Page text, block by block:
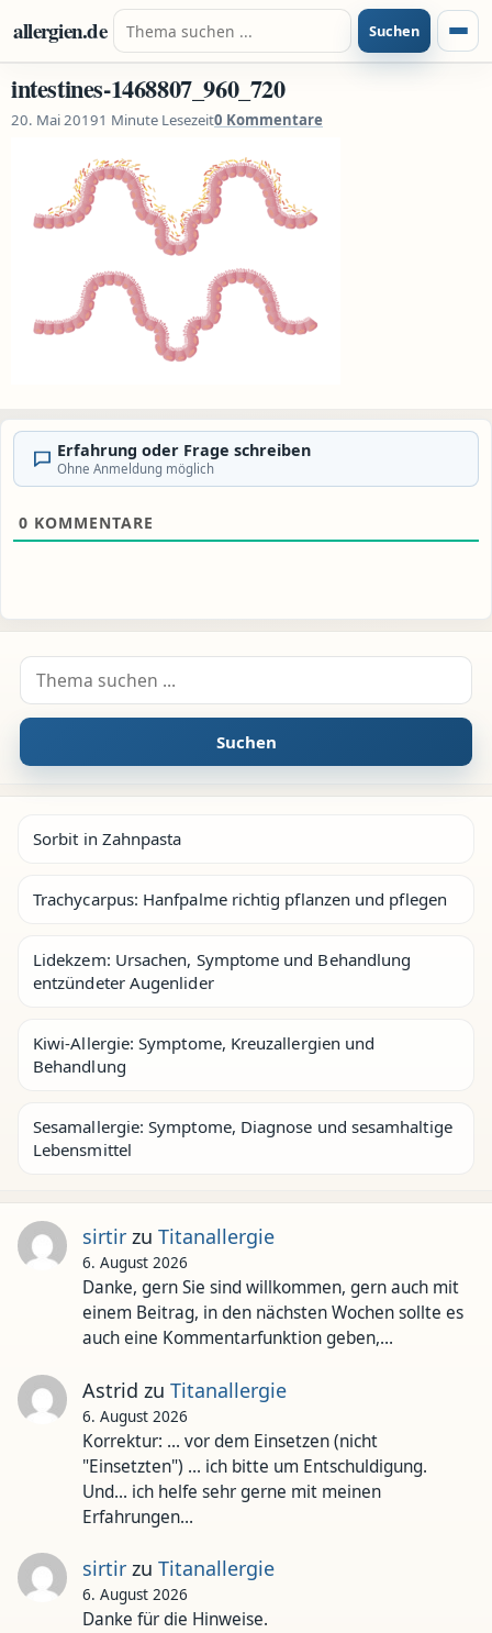
Zum Inhalt springen
allergien.de Suche nach: Suchen
intestines-1468807_960_720
20. Mai 20191 Minute Lesezeit0 Kommentare
Erfahrung oder Frage schreiben
Ohne Anmeldung möglich
0 KOMMENTARE
Suche nach:
Suchen
Sorbit in Zahnpasta
Trachycarpus: Hanfpalme richtig pflanzen und pflegen
Lidekzem: Ursachen, Symptome und Behandlung
entzündeter Augenlider
Kiwi-Allergie: Symptome, Kreuzallergien und
Behandlung
Sesamallergie: Symptome, Diagnose und sesamhaltige
Lebensmittel
sirtirzu Titanallergie
6. August 2026
Danke, gern Sie sind willkommen, gern auch mit
einem Beitrag, in den nächsten Wochen sollte es
auch eine Kommentarfunktion geben,…
Astrid zu Titanallergie
6. August 2026
Korrektur: ... vor dem Einsetzen (nicht
"Einsetzten") ... ich bitte um Entschuldigung.
Und... ich helfe sehr gerne mit meinen
Erfahrungen…
sirtirzu Titanallergie
6. August 2026
Danke für die Hinweise.